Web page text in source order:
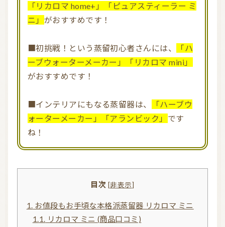
「リカロマ home+」「ピュアスティーラー ミ
ニ」 がおすすめです！
■初挑戦！という蒸留初心者さんには、
「ハ
ーブウォーターメーカー」「リカロマ mini」
がおすすめです！
■インテリアにもなる蒸留器は、
「ハーブウ
ォーターメーカー」「アランビック」 です
ね！
目次 [非表示]
1. お値段もお手頃な本格派蒸留器 リカロマ ミニ
1.1. リカロマ ミニ (商品口コミ)